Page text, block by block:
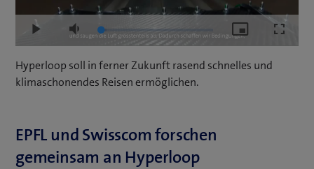
Play Mute Loaded:
5.26%
Picture-
in-
Hyperloop soll in ferner Zukunft rasend schnelles und
klimaschonendes Reisen ermöglichen.
EPFL und Swisscom forschen
gemeinsam an Hyperloop